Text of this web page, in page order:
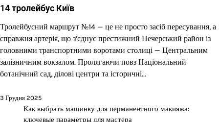
14 тролейбус Київ
Тролейбусний маршрут №14 — це не просто засіб пересування, а
справжня артерія, що з’єднує престижний Печерський район із
головними транспортними воротами столиці — Центральним
залізничним вокзалом. Пролягаючи повз Національний
ботанічний сад, ділові центри та історичні…
3 Грудня 2025
Как выбрать машинку для перманентного макияжа:
ключевые параметры для мастера